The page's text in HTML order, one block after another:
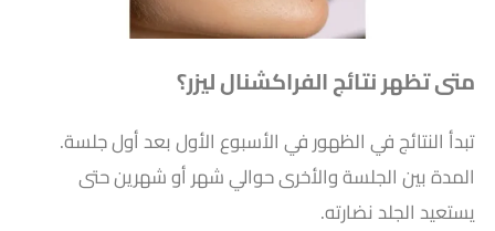
متى تظهر نتائج الفراكشنال ليزر؟
تبدأ النتائج في الظهور في الأسبوع الأول بعد أول جلسة.
المدة بين الجلسة والأخرى حوالي شهر أو شهرين حتى
يستعيد الجلد نضارته.